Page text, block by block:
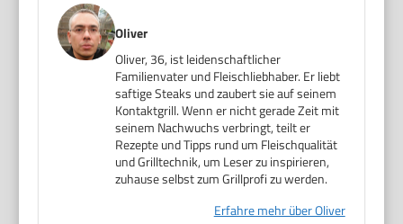
Oliver
Oliver, 36, ist leidenschaftlicher
Familienvater und Fleischliebhaber. Er liebt
saftige Steaks und zaubert sie auf seinem
Kontaktgrill. Wenn er nicht gerade Zeit mit
seinem Nachwuchs verbringt, teilt er
Rezepte und Tipps rund um Fleischqualität
und Grilltechnik, um Leser zu inspirieren,
zuhause selbst zum Grillprofi zu werden.
Erfahre mehr über Oliver